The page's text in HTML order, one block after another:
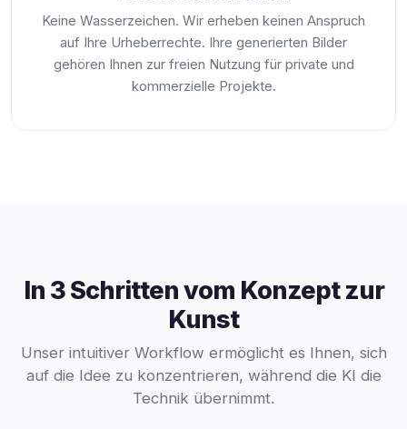
Keine Wasserzeichen. Wir erheben keinen Anspruch
auf Ihre Urheberrechte. Ihre generierten Bilder
gehören Ihnen zur freien Nutzung für private und
kommerzielle Projekte.
In 3 Schritten vom Konzept zur
Kunst
Unser intuitiver Workflow ermöglicht es Ihnen, sich
auf die Idee zu konzentrieren, während die KI die
Technik übernimmt.